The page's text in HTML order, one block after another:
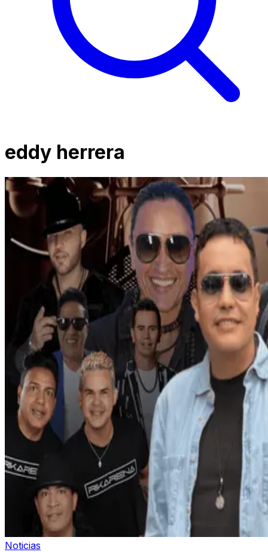
eddy herrera
Noticias